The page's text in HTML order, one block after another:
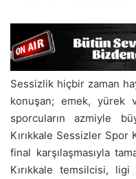
Sessizlik hiçbir zaman
konuşan; emek, yürek
sporcuların azmiyle
Kırıkkale Sessizler Spor
final karşılaşmasıyla
Kırıkkale temsilcisi, ligi